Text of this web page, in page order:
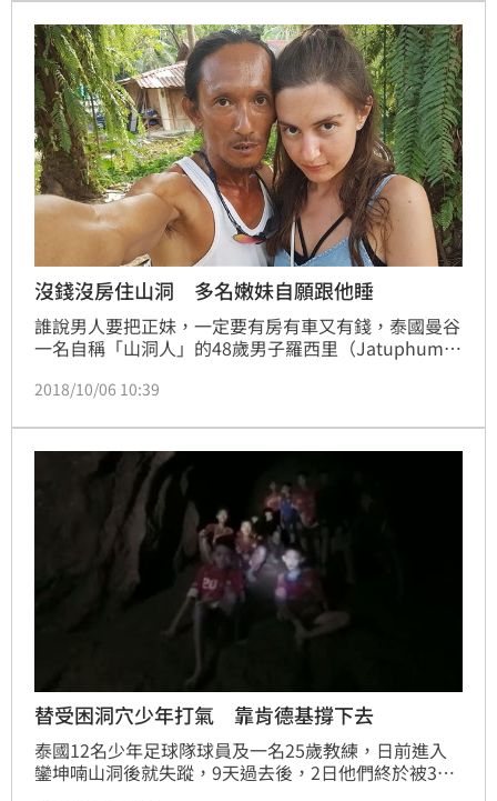
沒錢沒房住山洞 多名嫩妹自願跟他睡
誰說男人要把正妹，一定要有房有車又有錢，泰國曼谷
一名自稱「山洞人」的48歲男子羅西里（Jatuphum
甜言蜜語把到10多名各國正妹自願回家跟他睡，其中還
2018/10/06 10:39
替受困洞穴少年打氣 靠肯德基撐下去
泰國12名少年足球隊球員及一名25歲教練，日前進入
鑾坤喃山洞後就失蹤，9天過去後，2日他們終於被3位